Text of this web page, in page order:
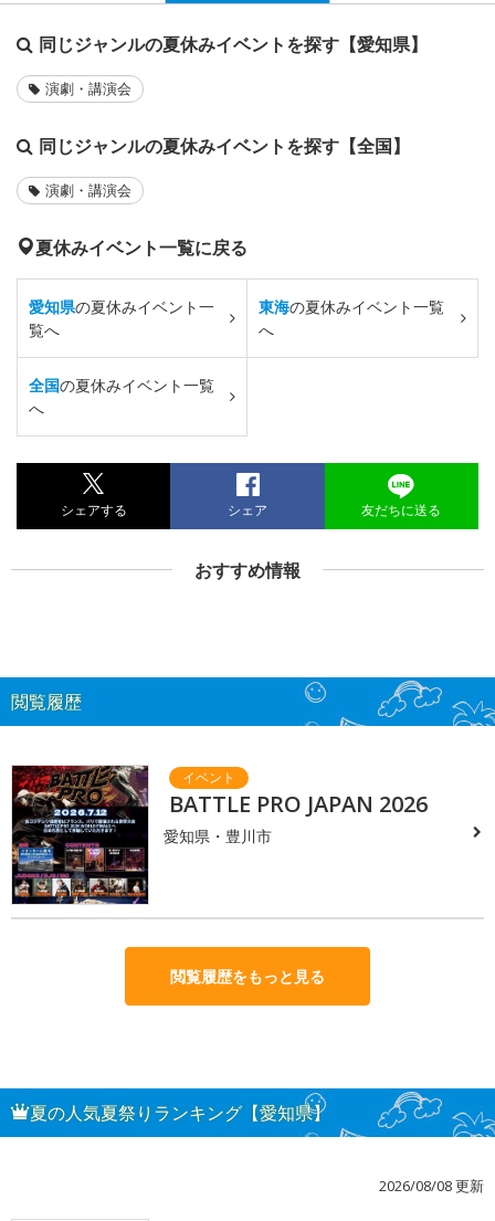
同じジャンルの夏休みイベントを探す【愛知県】
演劇・講演会
同じジャンルの夏休みイベントを探す【全国】
演劇・講演会
夏休みイベント一覧に戻る
愛知県の夏休みイベント一
覧へ
東海の夏休みイベント一覧
へ
全国の夏休みイベント一覧
へ
シェアする シェア 友だちに送る
おすすめ情報
閲覧履歴
BATTLE PRO JAPAN 2026
愛知県・豊川市
閲覧履歴をもっと見る
夏の人気夏祭りランキング【愛知県】
2026/08/08 更新